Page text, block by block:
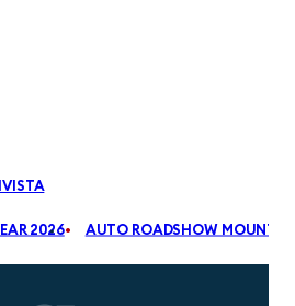
2026 AUTO ROADSHOW